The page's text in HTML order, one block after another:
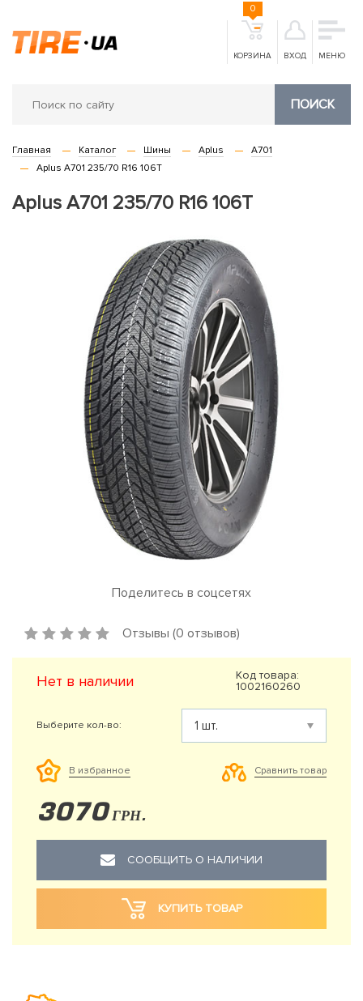
КОРЗИНА
0
ВХОД МЕНЮ
ПОИСК
Главная Каталог Шины Aplus
A701
Aplus A701 235/70 R16 106T
Aplus A701 235/70 R16 106T
Поделитесь в соцсетях
Отзывы (0 отзывов)
Нет в наличии
Код товара:
1002160260
Выберите кол-во:
В избранное Сравнить товар
3070 ГРН.
СООБЩИТЬ О НАЛИЧИИ
КУПИТЬ ТОВАР